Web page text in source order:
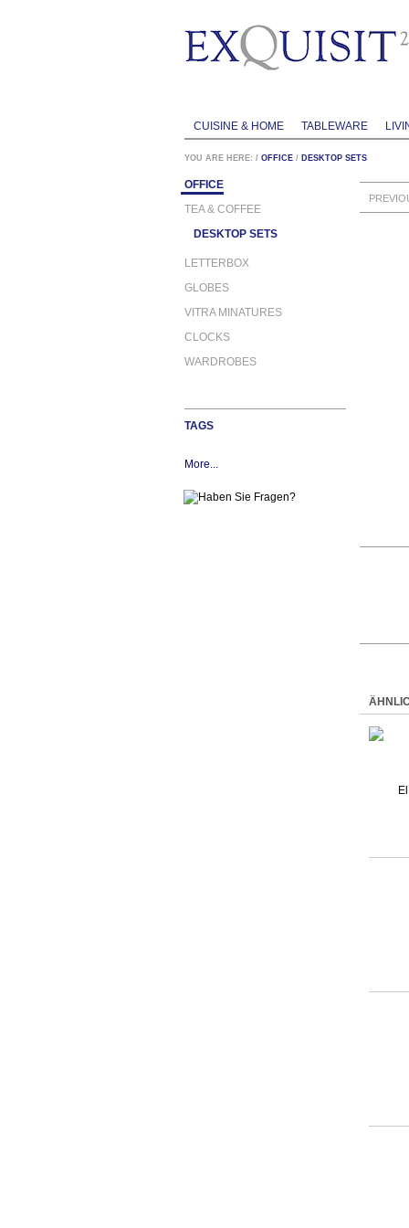
CUISINE & HOME TABLEWARE
YOU ARE HERE: / OFFICE / DESKTOP SETS
OFFICE
TEA & COFFEE
DESKTOP SETS
LETTERBOX
GLOBES
VITRA MINATURES
CLOCKS
WARDROBES
TAGS
More...